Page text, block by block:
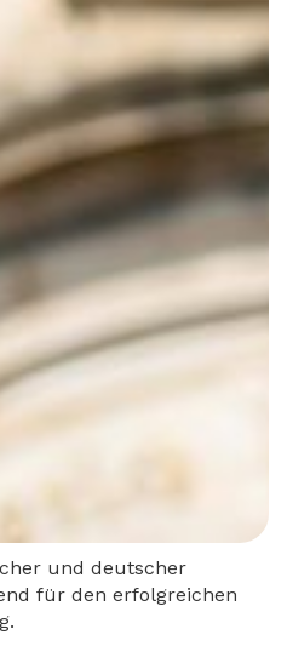
und deutscher
für den erfolgreichen